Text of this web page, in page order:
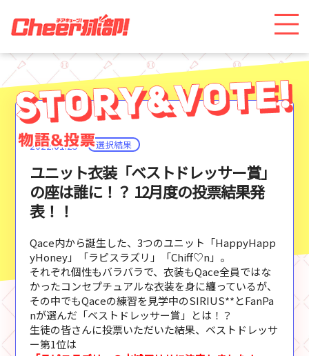
2022.01.25 選択結果
ユニット衣装「ベストドレッサー賞」
の座は誰に！？ 12月度の投票結果発
表！！
Qace内から誕生した、3つのユニット「HappyHapp
yHoney」「ラピスラズリ」「Chiff♡n」。
それぞれ個性もバラバラで、衣装もQace全員ではな
かったコンセプチュアルな衣装を身に纏っているが、
その中でもQaceの練習を見学中のSIRIUS**とFanPa
nが選んだ「ベストドレッサー賞」とは！？
生徒の皆さんに投票いただいた結果、ベストドレッサ
ー第1位は